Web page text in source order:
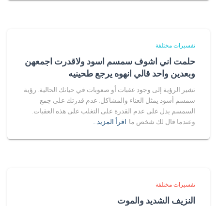
تفسيرات مختلفة
حلمت اني اشوف سمسم اسود ولاقدرت اجمعهن
وبعدين واحد قالي انهوه يرجع طحينيه
تشير الرؤية إلى وجود عقبات أو صعوبات في حياتك الحالية. رؤية
سمسم أسود يمثل العناء والمشاكل. عدم قدرتك على جمع
السمسم يدل على عدم القدرة على التغلب على هذه العقبات.
وعندما قال لك شخص ما اقرأ المزيد…
تفسيرات مختلفة
النزيف الشديد والموت